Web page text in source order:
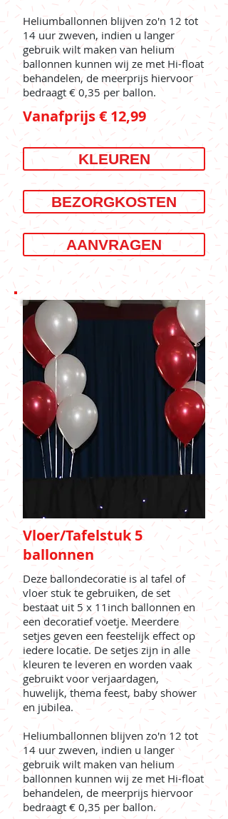
Heliumballonnen blijven zo'n 12 tot
14 uur zweven, indien u langer
gebruik wilt maken van helium
ballonnen kunnen wij ze met Hi-float
behandelen, de meerprijs hiervoor
bedraagt € 0,35 per ballon.
Vanafprijs € 12,99
KLEUREN
BEZORGKOSTEN
AANVRAGEN
Vloer/Tafelstuk 5
ballonnen
Deze ballondecoratie is al tafel of
vloer stuk te gebruiken, de set
bestaat uit 5 x 11inch ballonnen en
een decoratief voetje. Meerdere
setjes geven een feestelijk effect op
iedere locatie. De setjes zijn in alle
kleuren te leveren en worden vaak
gebruikt voor verjaardagen,
huwelijk, thema feest, baby shower
en jubilea.
Heliumballonnen blijven zo'n 12 tot
14 uur zweven, indien u langer
gebruik wilt maken van helium
ballonnen kunnen wij ze met Hi-float
behandelen, de meerprijs hiervoor
bedraagt € 0,35 per ballon.